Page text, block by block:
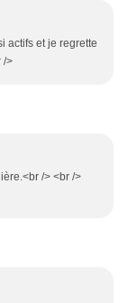
actifs et je regrette
/>
/> <br />